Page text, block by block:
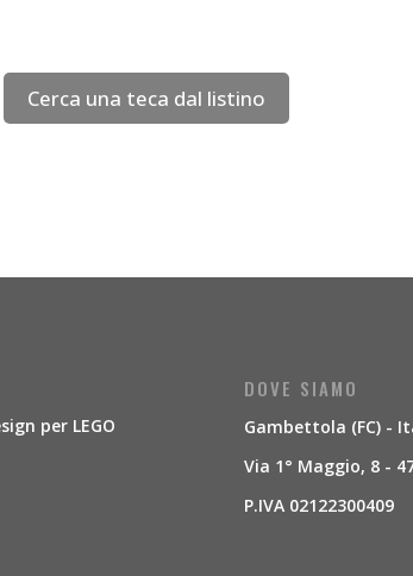
Cerca una teca dal listino
per LEGO
DOVE SIAMO
Gambettola (FC) -
Via 1° Maggio, 8 -
P.IVA 02122300409